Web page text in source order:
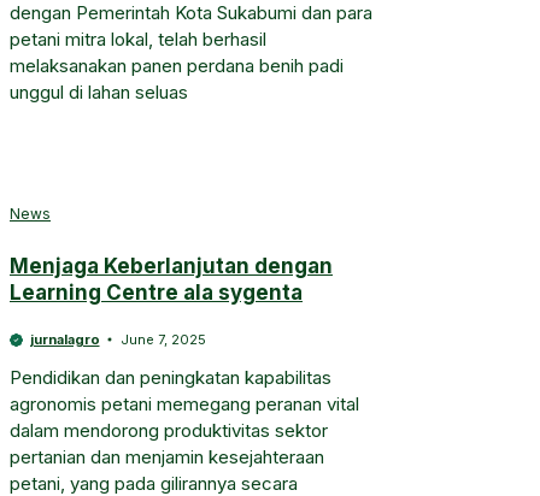
dengan Pemerintah Kota Sukabumi dan para
petani mitra lokal, telah berhasil
melaksanakan panen perdana benih padi
unggul di lahan seluas
News
Menjaga Keberlanjutan dengan
Learning Centre ala sygenta
jurnalagro June 7, 2025
Pendidikan dan peningkatan kapabilitas
agronomis petani memegang peranan vital
dalam mendorong produktivitas sektor
pertanian dan menjamin kesejahteraan
petani, yang pada gilirannya secara